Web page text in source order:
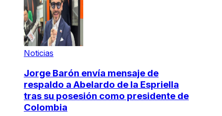
Noticias
Jorge Barón envía mensaje de
respaldo a Abelardo de la Espriella
tras su posesión como presidente de
Colombia